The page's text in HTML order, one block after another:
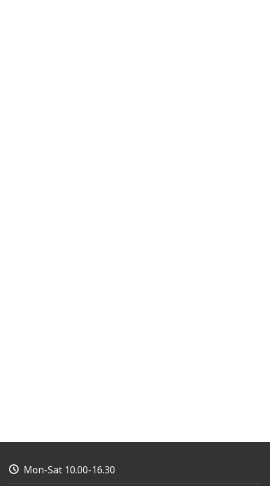
Mon-Sat 10.00-16.30